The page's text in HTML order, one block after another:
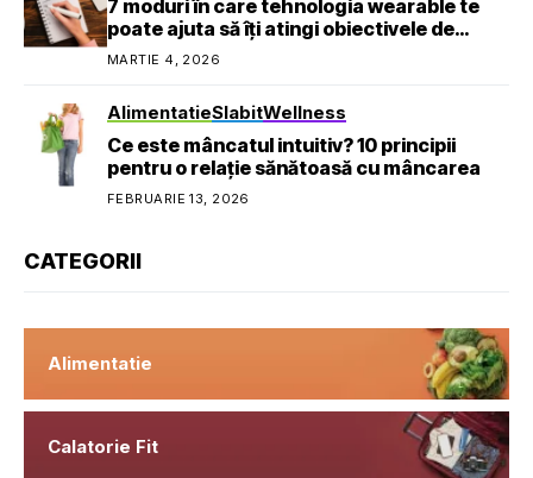
7 moduri în care tehnologia wearable te
poate ajuta să îți atingi obiectivele de
sănătate
MARTIE 4, 2026
AlimentatieSlabitWellness
Ce este mâncatul intuitiv? 10 principii
pentru o relație sănătoasă cu mâncarea
FEBRUARIE 13, 2026
CATEGORII
Alimentatie
Calatorie Fit